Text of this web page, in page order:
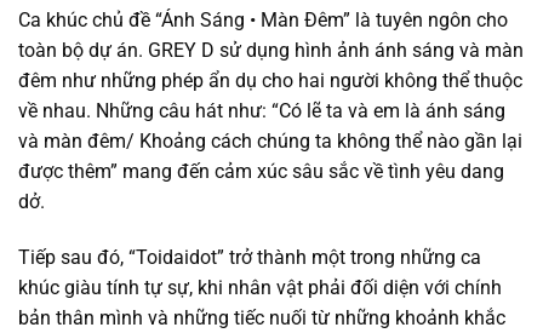
Ca khúc chủ đề “Ánh Sáng • Màn Đêm” là tuyên ngôn cho
toàn bộ dự án. GREY D sử dụng hình ảnh ánh sáng và màn
đêm như những phép ẩn dụ cho hai người không thể thuộc
về nhau. Những câu hát như: “Có lẽ ta và em là ánh sáng
và màn đêm/ Khoảng cách chúng ta không thể nào gần lại
được thêm” mang đến cảm xúc sâu sắc về tình yêu dang
dở.
Tiếp sau đó, “Toidaidot” trở thành một trong những ca
khúc giàu tính tự sự, khi nhân vật phải đối diện với chính
bản thân mình và những tiếc nuối từ những khoảnh khắc